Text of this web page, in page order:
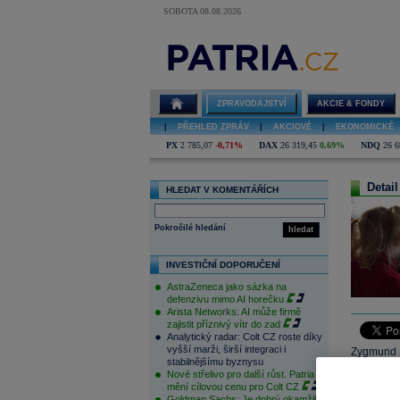
SOBOTA 08.08.2026
ZPRAVODAJSTVÍ AKCIE & FONDY
PŘEHLED ZPRÁV AKCIOVÉ EKONOMICKÉ
PX 2 785,07 -0,71% DAX 26 319,45 0,69% NDQ 26
HLEDAT V KOMENTÁŘÍCH
hledat
Pokročilé hledání
INVESTIČNÍ DOPORUČENÍ
AstraZeneca jako sázka na
defenzivu mimo AI horečku
Arista Networks: AI může firmě
zajistit příznivý vítr do zad
Analytický radar: Colt CZ roste díky
vyšší marži, širší integraci i
stabilnějšímu byznysu
Nové střelivo pro další růst. Patria
mění cílovou cenu pro Colt CZ
Zygmund